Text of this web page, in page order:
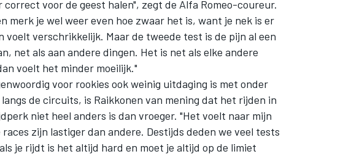
voor de geest halen", zegt de Alfa Romeo-coureur.
merk je wel weer even hoe zwaar het is, want je nek is er
voelt verschrikkelijk. Maar de tweede test is de pijn al een
net als aan andere dingen. Het is net als elke andere
voelt het minder moeilijk."
voor rookies ook weinig uitdaging is met onder
de circuits, is Raikkonen van mening dat het rijden in
niet heel anders is dan vroeger. "Het voelt naar mijn
zijn lastiger dan andere. Destijds deden we veel tests
je rijdt is het altijd hard en moet je altijd op de limiet